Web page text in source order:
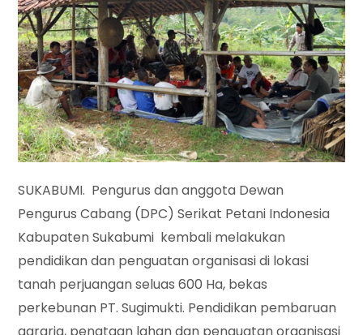
SUKABUMI. Pengurus dan anggota Dewan
Pengurus Cabang (DPC) Serikat Petani Indonesia
Kabupaten Sukabumi kembali melakukan
pendidikan dan penguatan organisasi di lokasi
tanah perjuangan seluas 600 Ha, bekas
perkebunan PT. Sugimukti. Pendidikan pembaruan
agraria, penataan lahan dan penguatan organisasi